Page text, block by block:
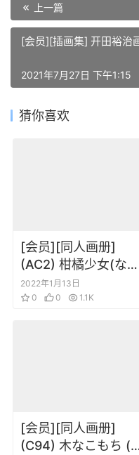
上一篇
2021年7月27日 下午1:15
猜你喜欢
[会员][同人画册]
(AC2) 柑橘少女(なき
ょ) Excelsior九霄天
擎
2022年1月13日
0
0 1.1K
[会员][同人画册]
(C94) 木なこもち (